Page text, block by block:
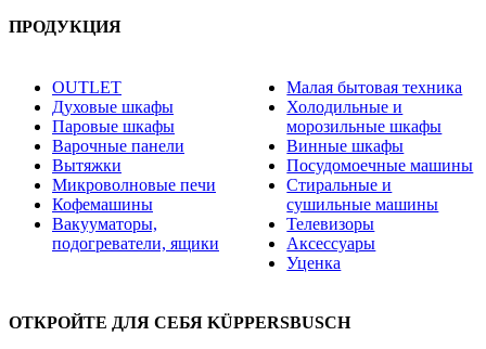
ПРОДУКЦИЯ
OUTLET
Духовые шкафы
Паровые шкафы
Варочные панели
Вытяжки
Микроволновые печи
Кофемашины
Вакууматоры,
подогреватели, ящики
Малая бытовая техника
Холодильные и
морозильные шкафы
Винные шкафы
Посудомоечные машины
Стиральные и
сушильные машины
Телевизоры
Аксессуары
Уценка
ОТКРОЙТЕ ДЛЯ СЕБЯ KÜPPERSBUSCH